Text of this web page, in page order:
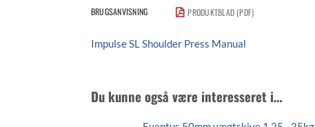
BRUGSANVISNING PRODUKTBLAD (PDF)
Impulse SL Shoulder Press Manual
Du kunne også være interesseret i…